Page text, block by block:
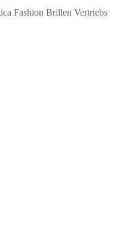
Fashion Brillen Vertriebs